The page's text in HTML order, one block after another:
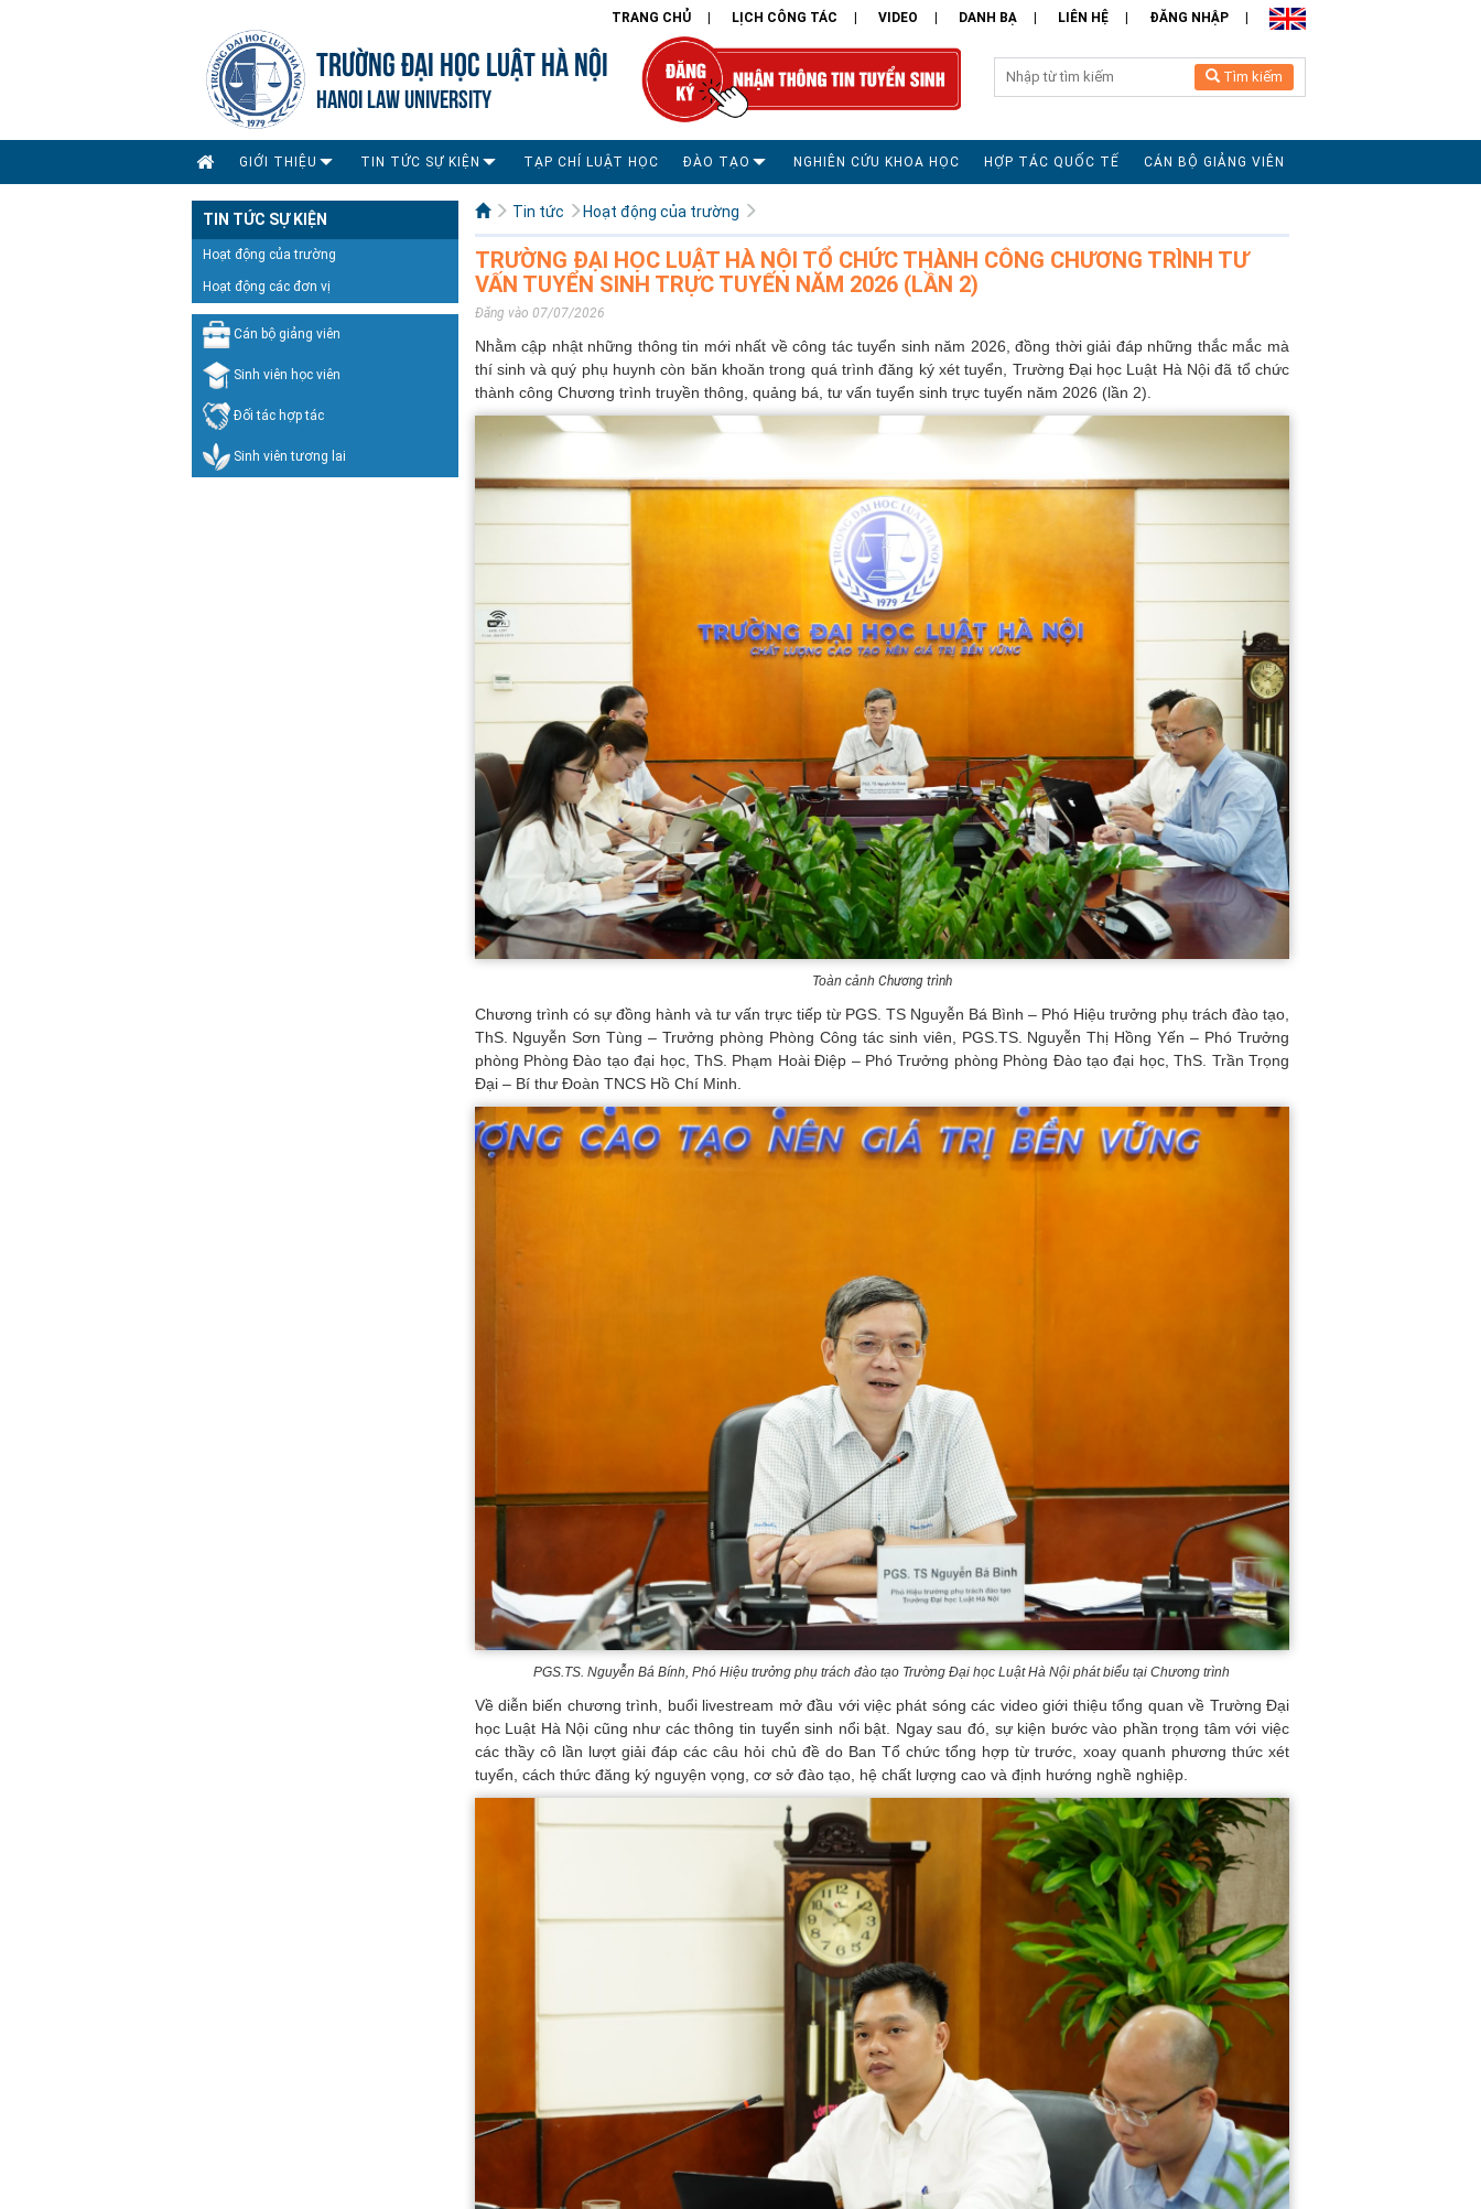
TRANG CHỦ LỊCH CÔNG TÁC VIDEO DANH BẠ LIÊN HỆ ĐĂNG NHẬP
TRƯỜNG ĐẠI HỌC LUẬT HÀ NỘI
HANOI LAW UNIVERSITY
Tìm kiếm
GIỚI THIỆU TIN TỨC SỰ KIỆN TẠP CHÍ LUẬT HỌC ĐÀO TẠO NGHIÊN CỨU KHOA HỌC HỢP TÁC QUỐC TẾ CÁN BỘ GIẢNG VIÊN
TIN TỨC SỰ KIỆN
Hoạt động của trường
Hoạt động các đơn vị
Cán bộ giảng viên
Sinh viên học viên
Đối tác hợp tác
Sinh viên tương lai
Tin tức Hoạt động của trường
TRƯỜNG ĐẠI HỌC LUẬT HÀ NỘI TỔ CHỨC THÀNH CÔNG CHƯƠNG TRÌNH TƯ
VẤN TUYỂN SINH TRỰC TUYẾN NĂM 2026 (LẦN 2)
Đăng vào 07/07/2026
Nhằm cập nhật những thông tin mới nhất về công tác tuyển sinh năm 2026, đồng thời giải đáp những thắc mắc mà
thí sinh và quý phụ huynh còn băn khoăn trong quá trình đăng ký xét tuyển, Trường Đại học Luật Hà Nội đã tổ chức
thành công Chương trình truyền thông, quảng bá, tư vấn tuyển sinh trực tuyến năm 2026 (lần 2).
Toàn cảnh Chương trình
Chương trình có sự đồng hành và tư vấn trực tiếp từ PGS. TS Nguyễn Bá Bình – Phó Hiệu trưởng phụ trách đào tạo,
ThS. Nguyễn Sơn Tùng – Trưởng phòng Phòng Công tác sinh viên, PGS.TS. Nguyễn Thị Hồng Yến – Phó Trưởng
phòng Phòng Đào tạo đại học, ThS. Phạm Hoài Điệp – Phó Trưởng phòng Phòng Đào tạo đại học, ThS. Trần Trọng
Đại – Bí thư Đoàn TNCS Hồ Chí Minh.
PGS.TS. Nguyễn Bá Bính, Phó Hiệu trưởng phụ trách đào tạo Trường Đại học Luật Hà Nội phát biểu tại Chương trình
Về diễn biến chương trình, buổi livestream mở đầu với việc phát sóng các video giới thiệu tổng quan về Trường Đại
học Luật Hà Nội cũng như các thông tin tuyển sinh nổi bật. Ngay sau đó, sự kiện bước vào phần trọng tâm với việc
các thầy cô lần lượt giải đáp các câu hỏi chủ đề do Ban Tổ chức tổng hợp từ trước, xoay quanh phương thức xét
tuyển, cách thức đăng ký nguyện vọng, cơ sở đào tạo, hệ chất lượng cao và định hướng nghề nghiệp.